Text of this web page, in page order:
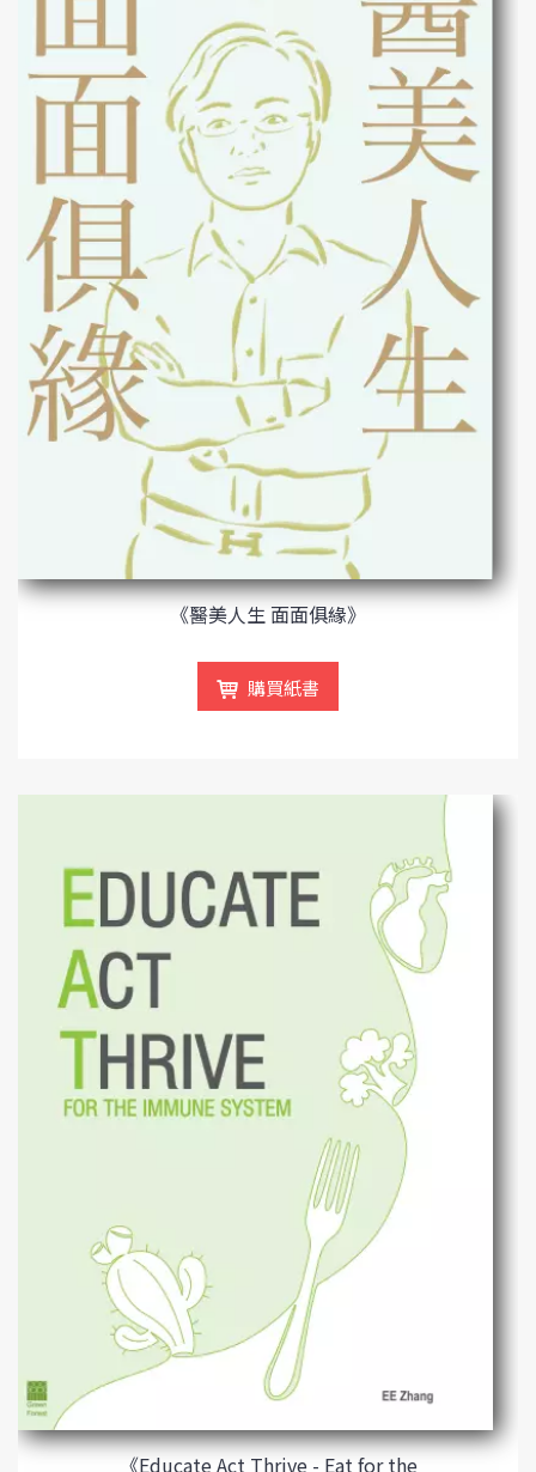
《醫美人生 面面俱緣》
購買紙書
《Educate Act Thrive - Eat for the